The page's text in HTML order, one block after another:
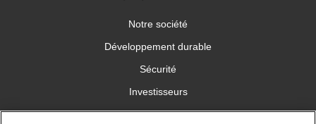
Notre société
Développement durable
Sécurité
Investisseurs
Carrières